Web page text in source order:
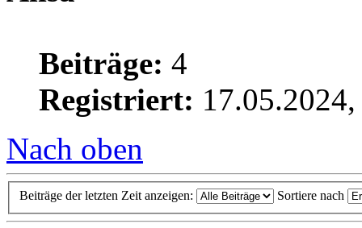
Beiträge: 4
Registriert:
Nach oben
Beiträge der letzten Zeit anzeigen: Sortiere nach